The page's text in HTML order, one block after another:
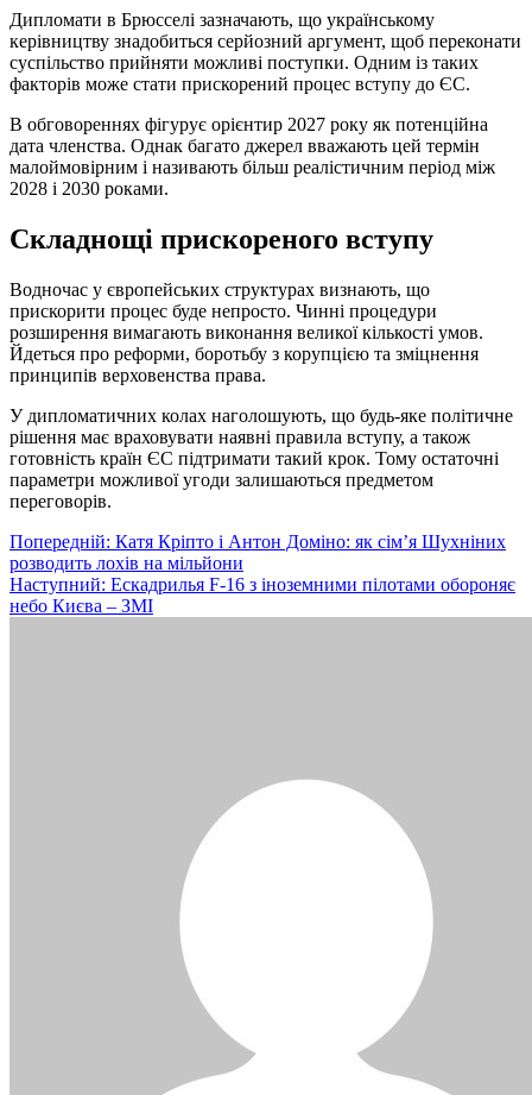
Дипломати в Брюсселі зазначають, що українському
керівництву знадобиться серйозний аргумент, щоб переконати
суспільство прийняти можливі поступки. Одним із таких
факторів може стати прискорений процес вступу до ЄС.
В обговореннях фігурує орієнтир 2027 року як потенційна
дата членства. Однак багато джерел вважають цей термін
малоймовірним і називають більш реалістичним період між
2028 і 2030 роками.
Складнощі прискореного вступу
Водночас у європейських структурах визнають, що
прискорити процес буде непросто. Чинні процедури
розширення вимагають виконання великої кількості умов.
Йдеться про реформи, боротьбу з корупцією та зміцнення
принципів верховенства права.
У дипломатичних колах наголошують, що будь-яке політичне
рішення має враховувати наявні правила вступу, а також
готовність країн ЄС підтримати такий крок. Тому остаточні
параметри можливої угоди залишаються предметом
переговорів.
Навігація
записів
Попередній: Катя Кріпто і Антон Доміно: як сім’я Шухніних
розводить лохів на мільйони
Наступний: Ескадрилья F-16 з іноземними пілотами обороняє
небо Києва – ЗМІ